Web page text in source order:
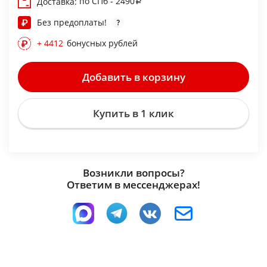
Без предоплаты!
+ 4412 бонусных рублей
Добавить в корзину
Купить в 1 клик
Возникли вопросы?
Ответим в мессенджерах!